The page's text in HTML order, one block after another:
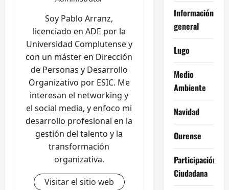
Soy Pablo Arranz,
licenciado en ADE por la
Universidad Complutense y
con un máster en Dirección
de Personas y Desarrollo
Organizativo por ESIC. Me
interesan el networking y
el social media, y enfoco mi
desarrollo profesional en la
gestión del talento y la
transformación
organizativa.
Visitar el sitio web
Información
general
Lugo
Medio
Ambiente
Navidad
Ourense
Participación
Ciudadana